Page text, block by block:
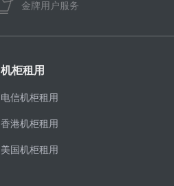
金牌用户服务
机柜租用
电信机柜租用
香港机柜租用
美国机柜租用